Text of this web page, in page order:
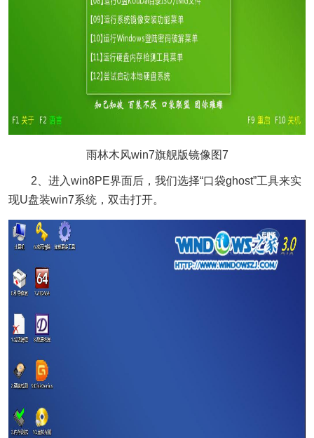
雨林木风win7旗舰版镜像图7
2、进入win8PE界面后，我们选择“口袋ghost”工具来实
现U盘装win7系统，双击打开。